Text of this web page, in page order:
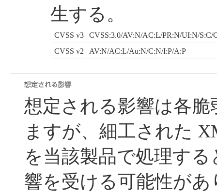
生する。
CVSS v3
CVSS:3.0/AV:N/AC:L/PR:N/UI:N/
CVSS v2
AV:N/AC:L/Au:N/C:N/I:P/A:P
想定される影響は各
ますが、細工された
を当該製品で処理す
響を受ける可能性があ